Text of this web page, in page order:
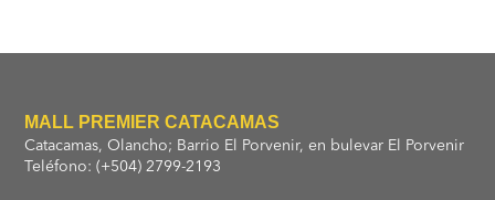
MALL PREMIER CATACAMAS
Catacamas, Olancho; Barrio El Porvenir, en bulevar El Porvenir
Teléfono: (+504) 2799-2193